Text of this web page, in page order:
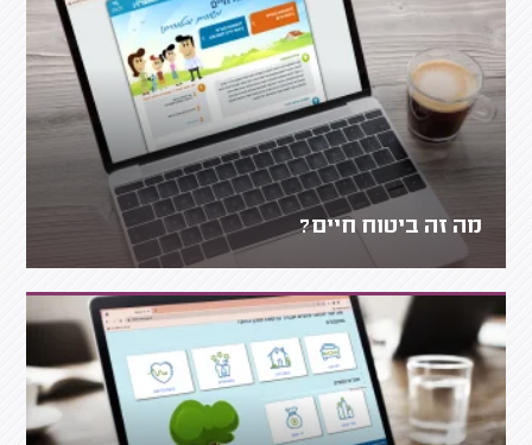
מה זה ביטוח חיים?